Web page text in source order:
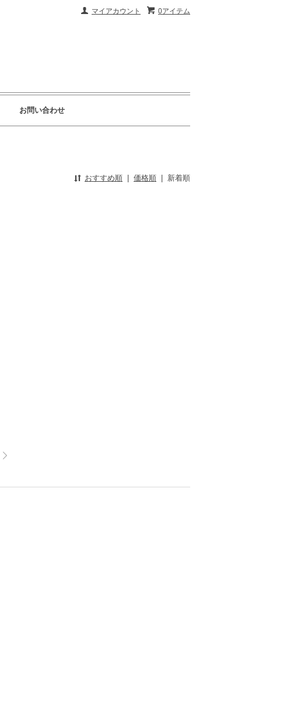
0アイテム
マイアカウント
お問い合わせ
おすすめ順 | 価格順 | 新着順